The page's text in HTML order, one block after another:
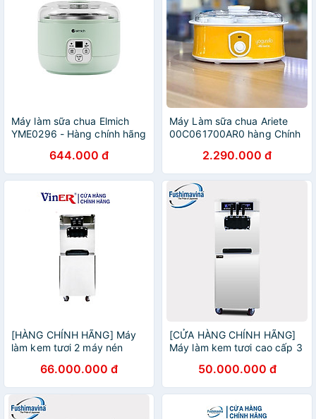
Máy làm sữa chua Elmich
YME0296 - Hàng chính hãng
644.000 đ
Máy Làm sữa chua Ariete
00C061700AR0 hàng Chính
2.290.000 đ
[HÀNG CHÍNH HÃNG] Máy
làm kem tươi 2 máy nén
66.000.000 đ
[CỬA HÀNG CHÍNH HÃNG]
Máy làm kem tươi cao cấp 3
50.000.000 đ